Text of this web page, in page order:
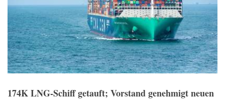
174K LNG-Schiff getauft; Vorstand genehmigt neuen